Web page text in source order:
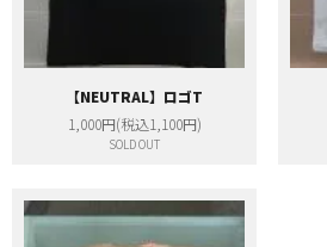
【NEUTRAL】ロゴT
1,000円(税込1,100円)
SOLD OUT